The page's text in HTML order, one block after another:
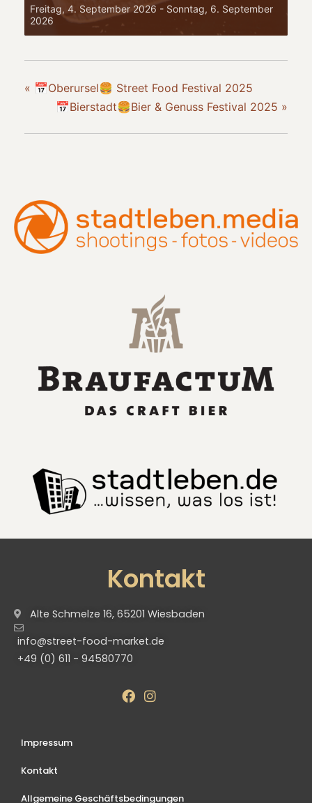
Freitag, 4. September 2026 - Sonntag, 6. September
2026
« 📅Oberursel🍔 Street Food Festival 2025
📅Bierstadt🍔Bier & Genuss Festival 2025 »
Kontakt
Alte Schmelze 16, 65201 Wiesbaden
info@street-food-market.de
+49 (0) 611 - 94580770
Impressum
Kontakt
Allgemeine Geschäftsbedingungen